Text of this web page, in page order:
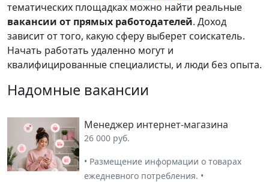
тематических площадках можно найти реальные
вакансии от прямых работодателей. Доход
зависит от того, какую сферу выберет соискатель.
Начать работать удаленно могут и
квалифицированные специалисты, и люди без опыта.
Надомные вакансии
Менеджер интернет-магазина
26 000 руб.
• Размещение информации о товарах
ежедневного потребления. •